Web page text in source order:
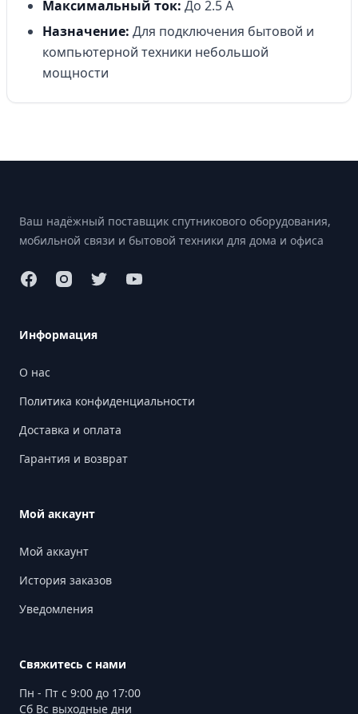
Максимальный ток: До 2.5 А
Назначение: Для подключения бытовой и
компьютерной техники небольшой
мощности
Ваш надёжный поставщик спутникового оборудования,
мобильной связи и бытовой техники для дома и офиса
Информация
О нас
Политика конфиденциальности
Доставка и оплата
Гарантия и возврат
Мой аккаунт
Мой аккаунт
История заказов
Уведомления
Свяжитесь с нами
Пн - Пт с 9:00 до 17:00
Сб Вс выходные дни